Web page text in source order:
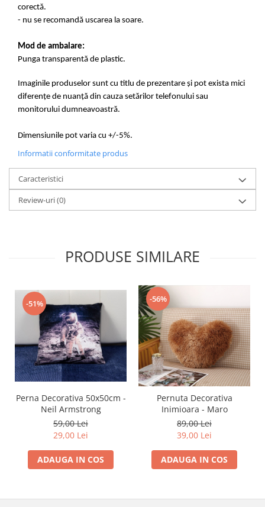
corectă.
- nu se recomandă uscarea la soare.
Mod de ambalare:
Punga transparentă de plastic.
Imaginile produselor sunt cu titlu de prezentare și pot exista mici
diferențe de nuanță din cauza setărilor telefonului sau
monitorului dumneavoastră.
Dimensiunile pot varia cu +/-5%.
Informatii conformitate produs
Caracteristici
Review-uri(0)
PRODUSE SIMILARE
-51%
Perna Decorativa 50x50cm -
Neil Armstrong
59,00 Lei
29,00 Lei
ADAUGA IN COS
-56%
Pernuta Decorativa
Inimioara - Maro
89,00 Lei
39,00 Lei
ADAUGA IN COS